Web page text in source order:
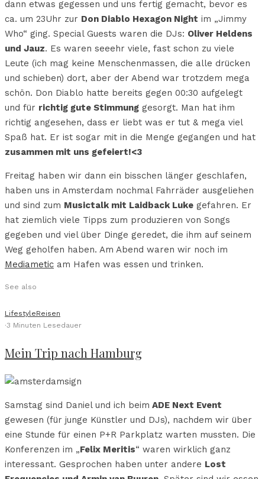
dann etwas gegessen und uns fertig gemacht, bevor es
ca. um 23Uhr zur Don Diablo Hexagon Night im „Jimmy
Who“ ging. Special Guests waren die DJs: Oliver Heldens
und Jauz. Es waren seeehr viele, fast schon zu viele
Leute (ich mag keine Menschenmassen, die alle drücken
und schieben) dort, aber der Abend war trotzdem mega
schön. Don Diablo hatte bereits gegen 00:30 aufgelegt
und für richtig gute Stimmung gesorgt. Man hat ihm
richtig angesehen, dass er liebt was er tut & mega viel
Spaß hat. Er ist sogar mit in die Menge gegangen und hat
zusammen mit uns gefeiert!<3
Freitag haben wir dann ein bisschen länger geschlafen,
haben uns in Amsterdam nochmal Fahrräder ausgeliehen
und sind zum Musictalk mit Laidback Luke gefahren. Er
hat ziemlich viele Tipps zum produzieren von Songs
gegeben und viel über Dinge geredet, die ihm auf seinem
Weg geholfen haben. Am Abend waren wir noch im
Mediametic am Hafen was essen und trinken.
See also
LifestyleReisen
·3 Minuten Lesedauer
Mein Trip nach Hamburg
Samstag sind Daniel und ich beim ADE Next Event
gewesen (für junge Künstler und DJs), nachdem wir über
eine Stunde für einen P+R Parkplatz warten mussten. Die
Konferenzen im „Felix Meritis“ waren wirklich ganz
interessant. Gesprochen haben unter andere Lost